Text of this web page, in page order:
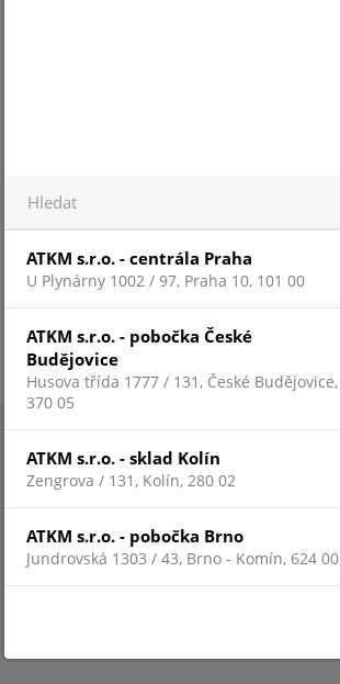
ATKM s.r.o. - centrála Praha
U Plynárny 1002 / 97, Praha 10, 101 00
ATKM s.r.o. - pobočka České
Budějovice
Husova třída 1777 / 131, České Budějovice,
370 05
ATKM s.r.o. - sklad Kolín
Zengrova / 131, Kolín, 280 02
ATKM s.r.o. - pobočka Brno
Jundrovská 1303 / 43, Brno - Komín, 624 00